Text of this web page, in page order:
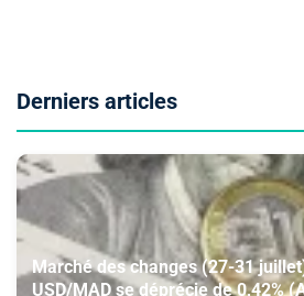
Derniers articles
Marché des changes (27-31
USD/MAD se déprécie de 0,42%